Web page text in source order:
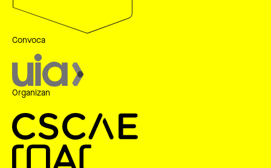
Convoca
Organizan